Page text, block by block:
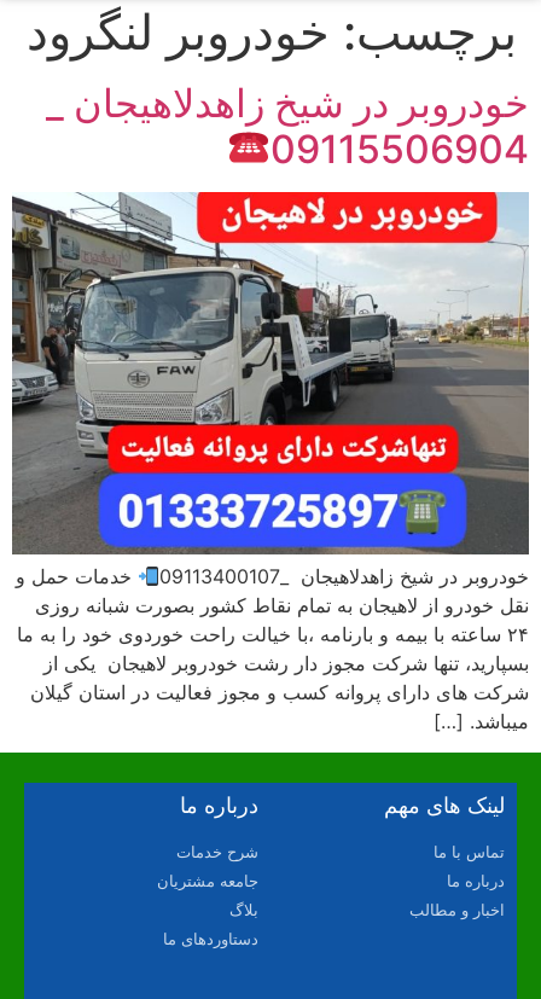
برچسب: خودروبر لنگرود
خودروبر در شیخ زاهدلاهیجان _
09115506904
خودروبر در شیخ زاهدلاهیجان _09113400107
خدمات حمل و
نقل خودرو از لاهیجان به تمام نقاط کشور بصورت شبانه روزی
۲۴ ساعته با بیمه و بارنامه ،با خیالت راحت خوردوی خود را به ما
بسپارید، تنها شرکت مجوز دار رشت خودروبر لاهیجان یکی از
شرکت های دارای پروانه کسب و مجوز فعالیت در استان گیلان
میباشد. […]
لینک های مهم
تماس با ما
درباره ما
اخبار و مطالب
درباره ما
شرح خدمات
جامعه مشتریان
بلاگ
دستاوردهای ما